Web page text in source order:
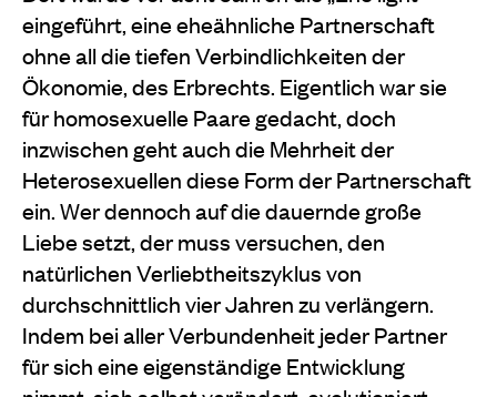
eingeführt, eine eheähnliche Partnerschaft
ohne all die tiefen Verbindlichkeiten der
Ökonomie, des Erbrechts. Eigentlich war sie
für homosexuelle Paare gedacht, doch
inzwischen geht auch die Mehrheit der
Heterosexuellen diese Form der Partnerschaft
ein. Wer dennoch auf die dauernde große
Liebe setzt, der muss versuchen, den
natürlichen Verliebtheitszyklus von
durchschnittlich vier Jahren zu verlängern.
Indem bei aller Verbundenheit jeder Partner
für sich eine eigenständige Entwicklung